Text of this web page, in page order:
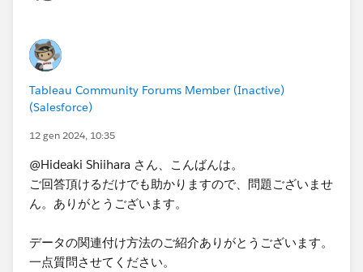
Tableau Prepの知識がないため、曖昧ですが利用できな
い認識です。社用PCにはTableau Desktopのみが入って
おり、他ソフトのインストールなどは審査が必要になる
ため、導入が難しい状況です。
1番の回答にもある通り、データの前処理はPythonで可
ご教授頂けますと幸いです。自分で色々とデータ形式を
いじって試してみたのですが、うまく行かず困っており
ます。
Tableau Community Forums Member (Inactive)
(Salesforce)
12 gen 2024, 10:35
@Hideaki Shiihara​ さん、こんばんは。
ご回答頂けるだけでも助かりますので、問題ございませ
ん。ありがとうございます。
​データの関連付け方法のご紹介ありがとうございます。
一点質問させてください。